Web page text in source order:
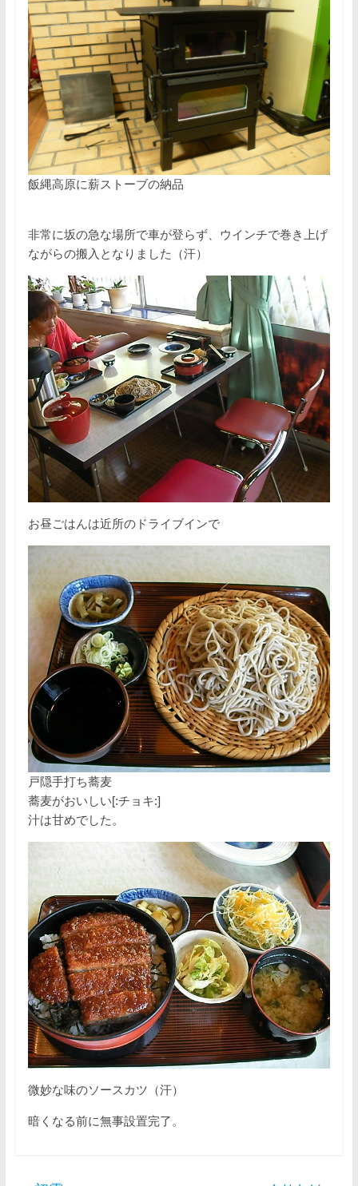
飯縄高原に薪ストーブの納品
非常に坂の急な場所で車が登らず、ウインチで巻き上げ
ながらの搬入となりました（汗）
お昼ごはんは近所のドライブインで
戸隠手打ち蕎麦
蕎麦がおいしい[:チョキ:]
汁は甘めでした。
微妙な味のソースカツ（汗）
暗くなる前に無事設置完了。